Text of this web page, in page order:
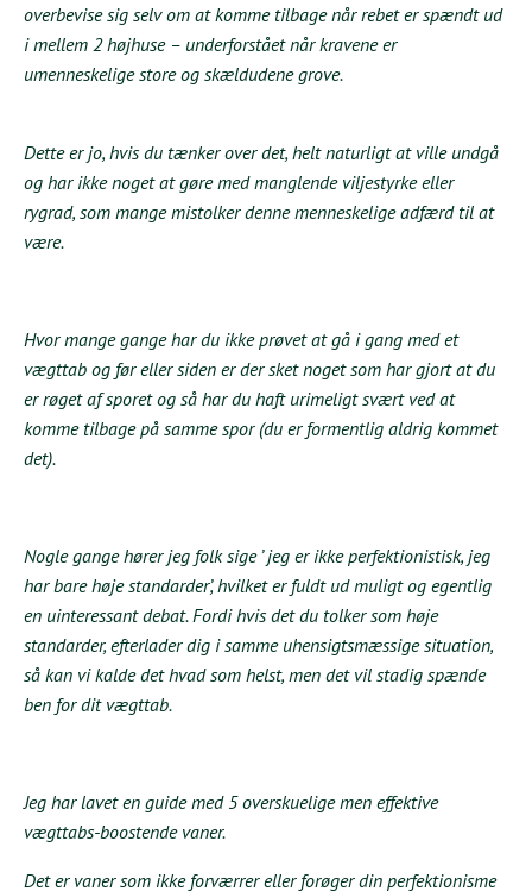
overbevise sig selv om at komme tilbage når rebet er spændt ud
i mellem 2 højhuse – underforstået når kravene er
umenneskelige store og skældudene grove.
Dette er jo, hvis du tænker over det, helt naturligt at ville undgå
og har ikke noget at gøre med manglende viljestyrke eller
rygrad, som mange mistolker denne menneskelige adfærd til at
være.
Hvor mange gange har du ikke prøvet at gå i gang med et
vægttab og før eller siden er der sket noget som har gjort at du
er røget af sporet og så har du haft urimeligt svært ved at
komme tilbage på samme spor (du er formentlig aldrig kommet
det).
Nogle gange hører jeg folk sige ’ jeg er ikke perfektionistisk, jeg
har bare høje standarder’, hvilket er fuldt ud muligt og egentlig
en uinteressant debat. Fordi hvis det du tolker som høje
standarder, efterlader dig i samme uhensigtsmæssige situation,
så kan vi kalde det hvad som helst, men det vil stadig spænde
ben for dit vægttab.
Jeg har lavet en guide med 5 overskuelige men effektive
vægttabs-boostende vaner.
Det er vaner som ikke forværrer eller forøger din perfektionisme